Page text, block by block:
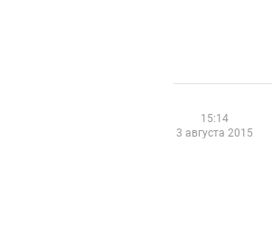
15:14
3 августа 2015